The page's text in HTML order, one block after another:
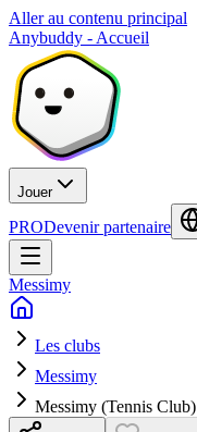
Aller au contenu principal
Anybuddy - Accueil
Jouer
PRODevenir partenaire
Messimy
Les clubs
Messimy
Messimy (Tennis Club)